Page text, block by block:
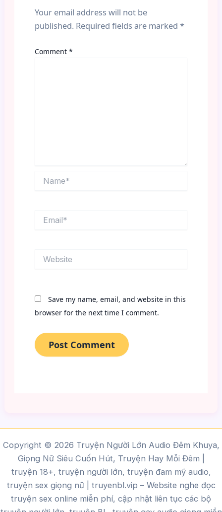
Your email address will not be
published. Required fields are marked *
Comment *
Save my name, email, and website in this
browser for the next time I comment.
Copyright © 2026 Truyện Người Lớn Audio Đêm Khuya,
Giọng Nữ Siêu Cuốn Hút, Truyện Hay Mỗi Đêm |
truyện 18+, truyện người lớn, truyện đam mỹ audio,
truyện sex giọng nữ | truyenbl.vip – Website nghe đọc
truyện sex online miễn phí, cập nhật liên tục các bộ